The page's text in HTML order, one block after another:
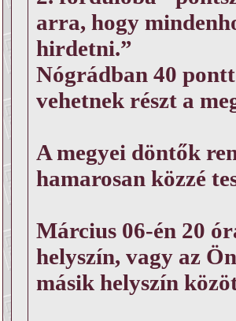
arra, hogy
hirdetni.”
Nógrádban 40
vehetnek részt a
A megyei döntők
hamarosan közzé
Március 06-én 20
helyszín, vagy az
másik helyszín